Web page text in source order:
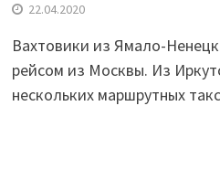
22.04.2020
Вахтовики из Ямало-
рейсом из Москвы. Из
нескольких маршрутных